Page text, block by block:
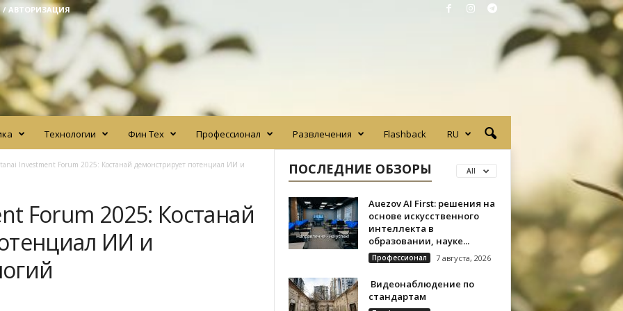
/ АВТОРИЗАЦИЯ
Технологии Фин Тех Профессионал Развлечения Flashback RU
Investment Forum 2025: Костанай демонстрирует потенциал ИИ и
Forum 2025: Костанай
ИИ и
ПОСЛЕДНИЕ ОБЗОРЫ All
Auezov AI First: решения на
основе искусственного
интеллекта в
образовании, науке...
Профессионал 7 августа, 2026
Видеонаблюдение по
стандартам